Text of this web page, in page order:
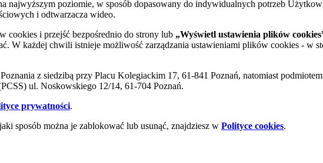
najwyższym poziomie, w sposób dopasowany do indywidualnych potrzeb
i odtwarzacza wideo.
cookies i przejść bezpośrednio do strony lub „Wyświetl ustawienia plików
W każdej chwili istnieje możliwość zarządzania ustawieniami plików cookies - w
z siedzibą przy Placu Kolegiackim 17, 61-841 Poznań, natomiast
ul. Noskowskiego 12/14, 61-704 Poznań.
prywatności.
sposób można je zablokować lub usunąć, znajdziesz w Polityce cookies.